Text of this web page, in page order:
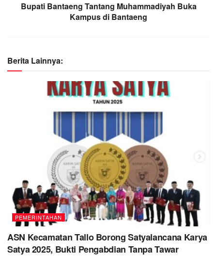
Bupati Bantaeng Tantang Muhammadiyah Buka
Kampus di Bantaeng
Berita Lainnya:
PEMERINTAHAN
ASN Kecamatan Tallo Borong Satyalancana Karya
Satya 2025, Bukti Pengabdian Tanpa Tawar